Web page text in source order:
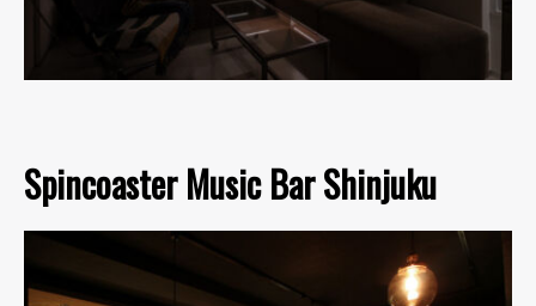
Spincoaster Music Bar Shinjuku